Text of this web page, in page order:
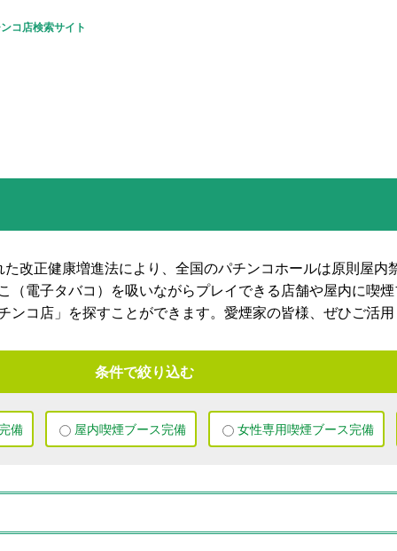
コ店検索サイト
改正健康増進法により、全国のパチンコホールは原則屋内
（電子タバコ）を吸いながらプレイできる店舗や屋内に喫
ンコ店」を探すことができます。愛煙家の皆様、ぜひご活用
条件で絞り込む
完備 屋内喫煙ブース完備 女性専用喫煙ブース完備